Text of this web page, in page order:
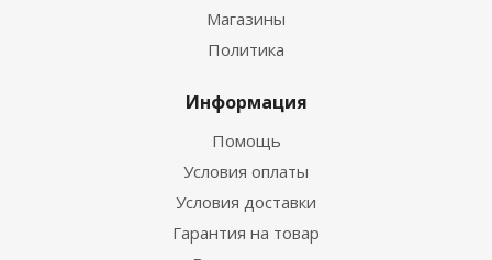
Магазины
Политика
Информация
Помощь
Условия оплаты
Условия доставки
Гарантия на товар